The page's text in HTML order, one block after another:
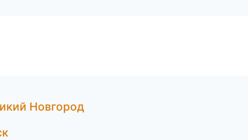
Новгород